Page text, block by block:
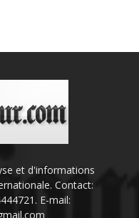
et d'informations
Contact:
E-mail: